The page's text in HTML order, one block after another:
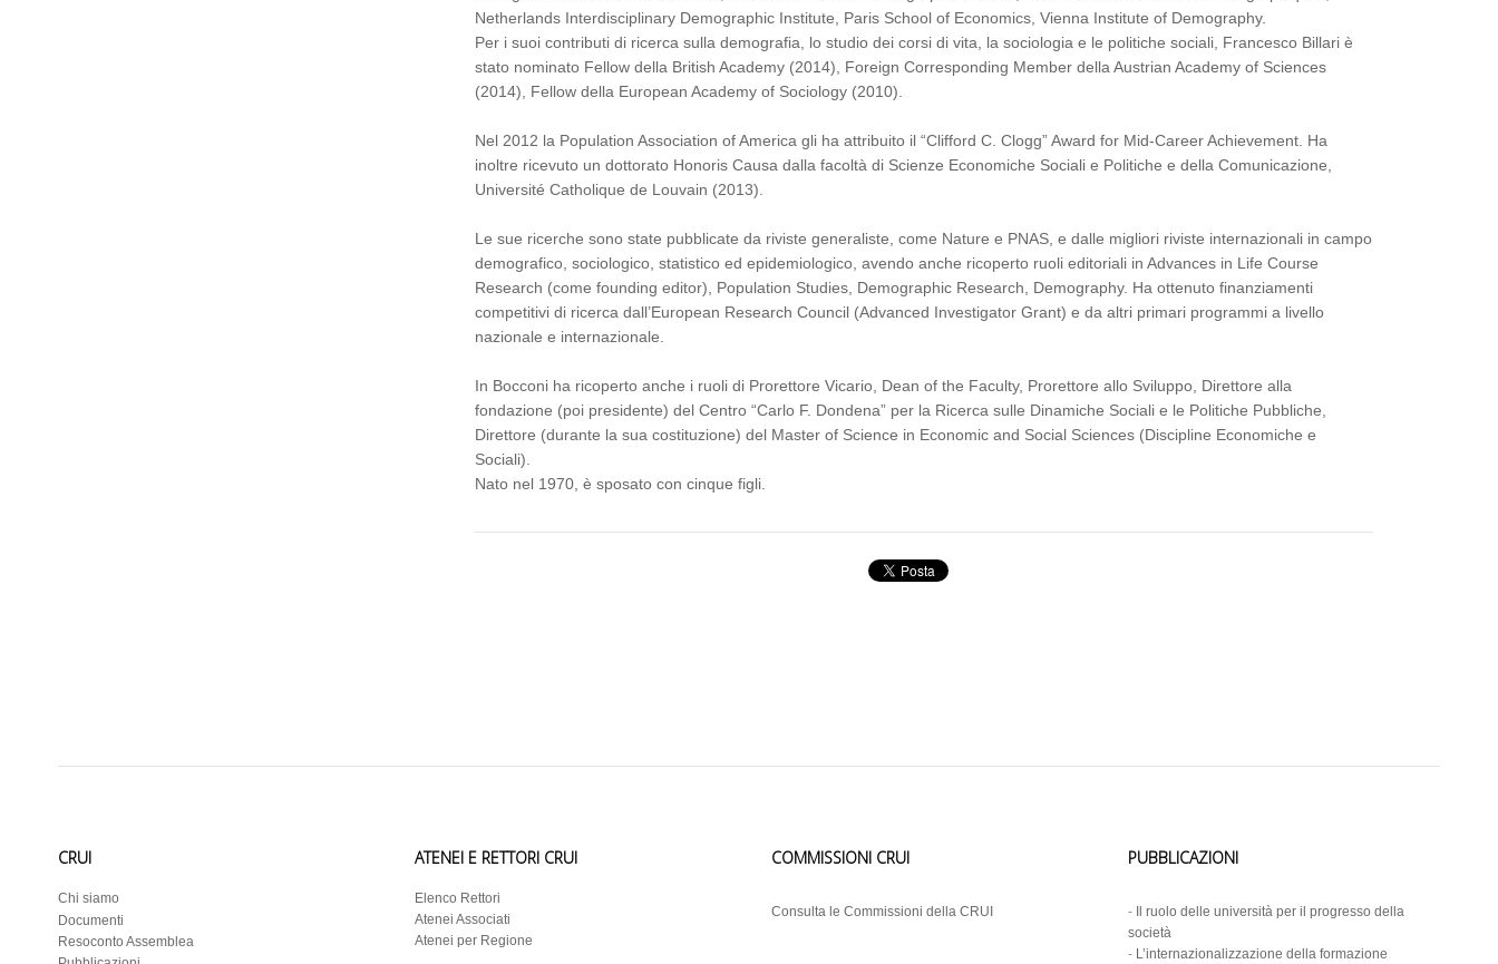
Netherlands Interdisciplinary Demographic Institute, Paris School of Economics, Vienna Institute of Demography.
Per i suoi contributi di ricerca sulla demografia, lo studio dei corsi di vita, la sociologia e le politiche sociali, Francesco Billari è
stato nominato Fellow della British Academy (2014), Foreign Corresponding Member della Austrian Academy of Sciences
(2014), Fellow della European Academy of Sociology (2010).
Nel 2012 la Population Association of America gli ha attribuito il “Clifford C. Clogg” Award for Mid-Career Achievement. Ha
inoltre ricevuto un dottorato Honoris Causa dalla facoltà di Scienze Economiche Sociali e Politiche e della Comunicazione,
Université Catholique de Louvain (2013).
Le sue ricerche sono state pubblicate da riviste generaliste, come Nature e PNAS, e dalle migliori riviste internazionali in campo
demografico, sociologico, statistico ed epidemiologico, avendo anche ricoperto ruoli editoriali in Advances in Life Course
Research (come founding editor), Population Studies, Demographic Research, Demography. Ha ottenuto finanziamenti
competitivi di ricerca dall’European Research Council (Advanced Investigator Grant) e da altri primari programmi a livello
nazionale e internazionale.
In Bocconi ha ricoperto anche i ruoli di Prorettore Vicario, Dean of the Faculty, Prorettore allo Sviluppo, Direttore alla
fondazione (poi presidente) del Centro “Carlo F. Dondena” per la Ricerca sulle Dinamiche Sociali e le Politiche Pubbliche,
Direttore (durante la sua costituzione) del Master of Science in Economic and Social Sciences (Discipline Economiche e
Sociali).
Nato nel 1970, è sposato con cinque figli.
CRUI
Chi siamo
Documenti
Resoconto Assemblea
ATENEI E RETTORI CRUI
Elenco Rettori
Atenei Associati
Atenei per Regione
COMMISSIONI CRUI
Consulta le Commissioni della CRUI
PUBBLICAZIONI
-
Il ruolo delle università per il progresso della
società
- L’internazionalizzazione della formazione